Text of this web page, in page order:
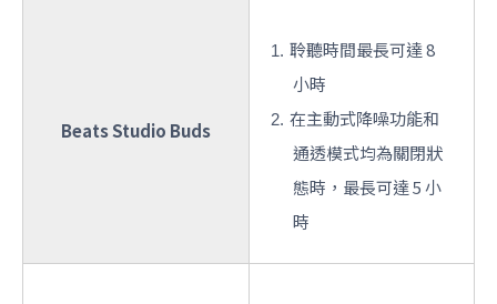
Beats Studio Buds
聆聽時間最長可達 8
小時
在主動式降噪功能和
通透模式均為關閉狀
態時，最長可達 5 小
時